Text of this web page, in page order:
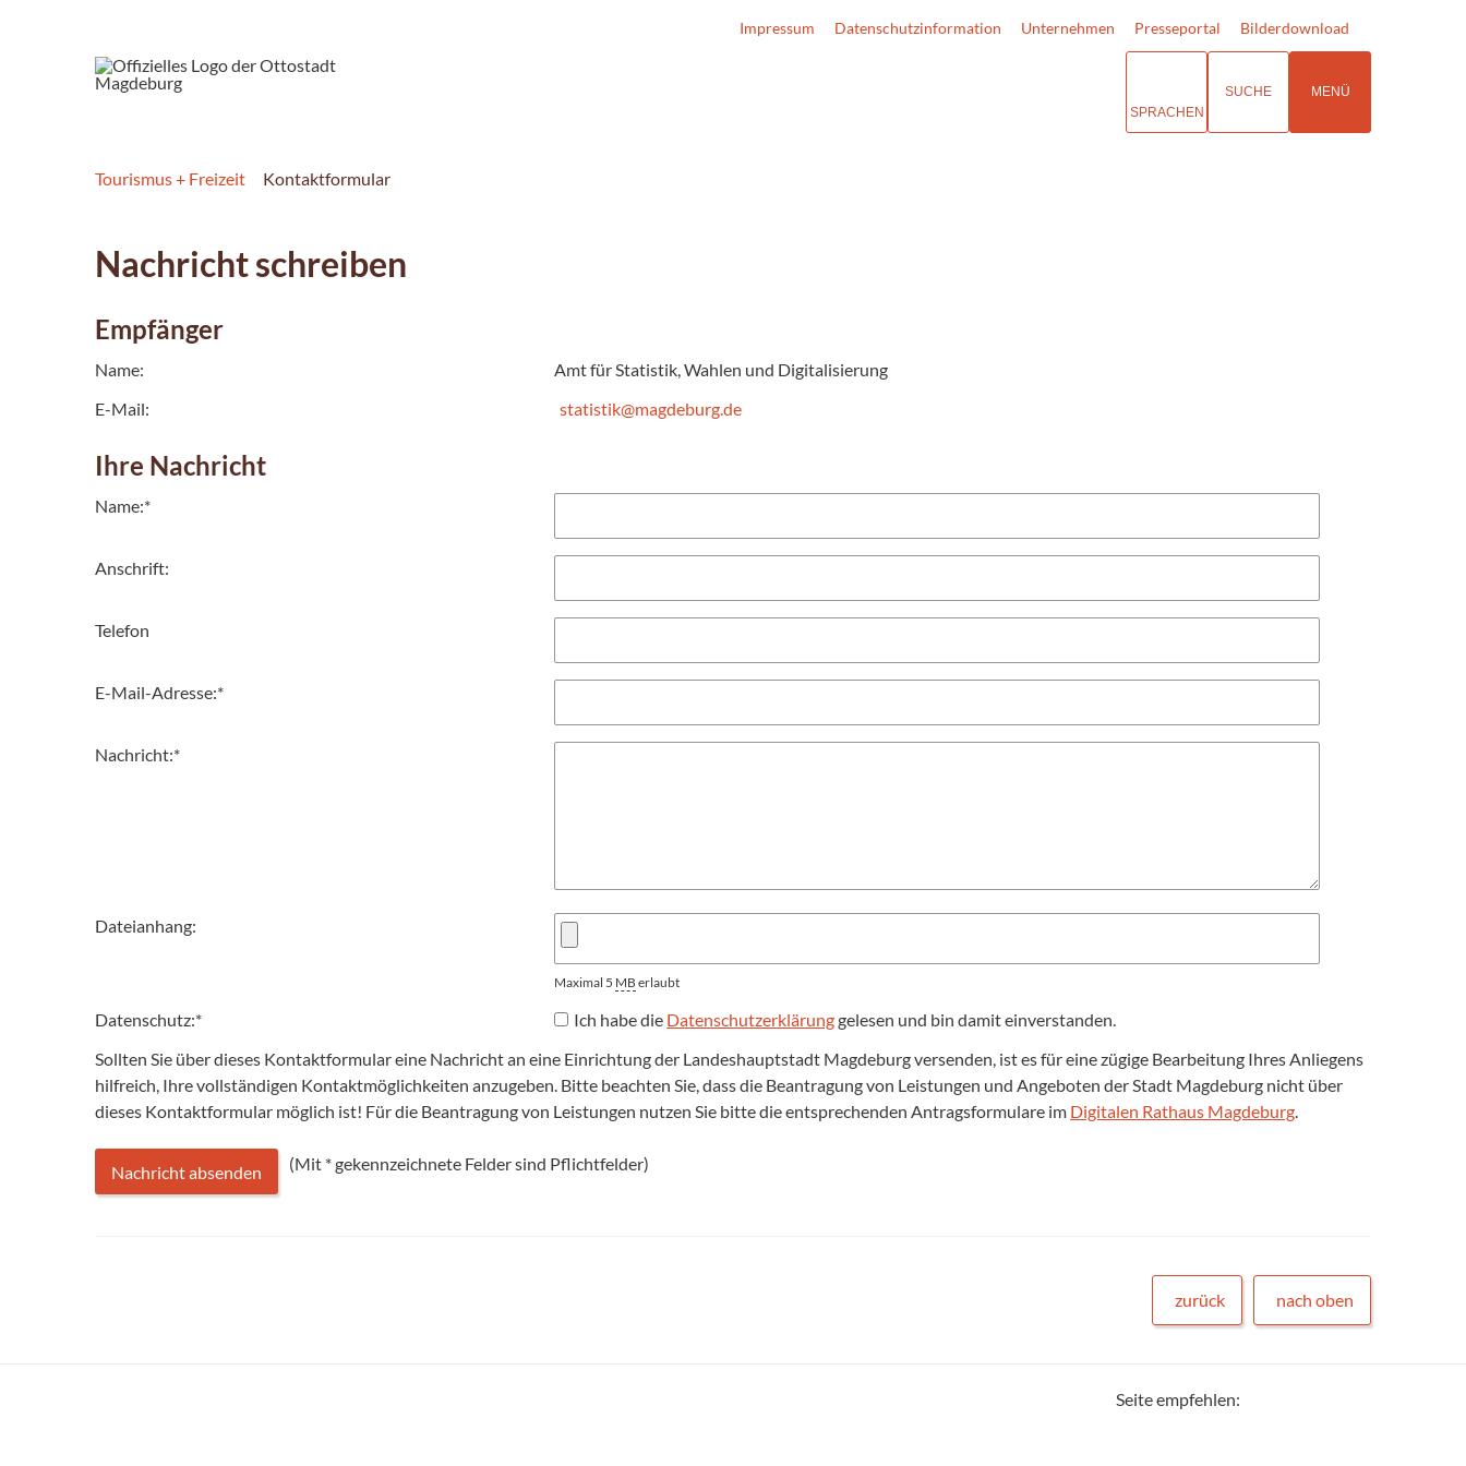
Impressum Datenschutzinformation Unternehmen Presseportal Bilderdownload
SPRACHEN
SUCHE MENÜ
Tourismus + Freizeit Kontaktformular
Nachricht schreiben
Empfänger
Name:
Amt für Statistik, Wahlen und Digitalisierung
E-Mail:
statistik@magdeburg.de
Ihre Nachricht
Name:*
Anschrift:
Telefon
E-Mail-Adresse:*
Nachricht:*
Dateianhang:
Maximal 5 MB erlaubt
Datenschutz:* Ich habe die Datenschutzerklärunggelesen und bin damit einverstanden.
Sollten Sie über dieses Kontaktformular eine Nachricht an eine Einrichtung der Landeshauptstadt Magdeburg versenden, ist es für eine zügige Bearbeitung Ihres Anliegens
hilfreich, Ihre vollständigen Kontaktmöglichkeiten anzugeben. Bitte beachten Sie, dass die Beantragung von Leistungen und Angeboten der Stadt Magdeburg nicht über
dieses Kontaktformular möglich ist! Für die Beantragung von Leistungen nutzen Sie bitte die entsprechenden Antragsformulare im Digitalen Rathaus Magdeburg
(Mit *gekennzeichnete Felder sind Pflichtfelder)
zurück nach oben
Seite empfehlen: